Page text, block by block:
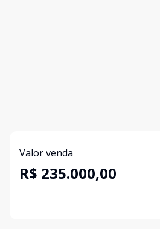
Valor venda
R$ 235.000,00